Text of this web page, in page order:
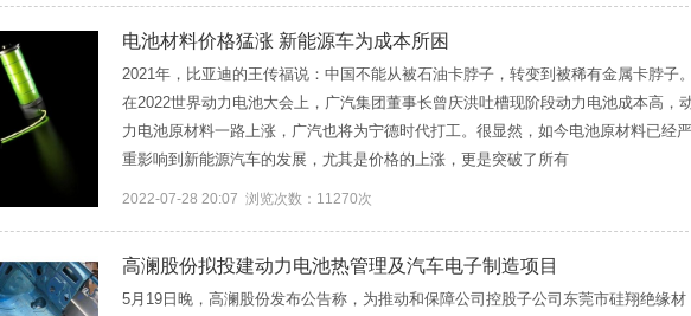
电池材料价格猛涨 新能源车为成本所困
2021年，比亚迪的王传福说：中国不能从被石油卡脖子，转变到被稀有金属卡脖子。
在2022世界动力电池大会上，广汽集团董事长曾庆洪吐槽现阶段动力电池成本高，
力电池原材料一路上涨，广汽也将为宁德时代打工。很显然，如今电池原材料已经严
重影响到新能源汽车的发展，尤其是价格的上涨，更是突破了所有
2022-07-28 20:07 浏览次数：11270次
高澜股份拟投建动力电池热管理及汽车电子制造项目
5月19日晚，高澜股份发布公告称，为推动和保障公司控股子公司东莞市硅翔绝缘材